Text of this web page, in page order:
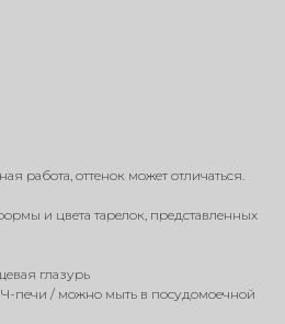
работа, оттенок может отличаться.
и цвета тарелок, представленных
глазурь
печи / можно мыть в посудомоечной